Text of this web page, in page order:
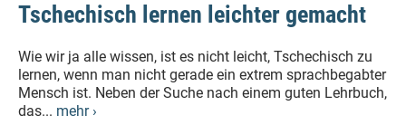
Tschechisch lernen leichter gemacht
Wie wir ja alle wissen, ist es nicht leicht, Tschechisch zu
lernen, wenn man nicht gerade ein extrem sprachbegabter
Mensch ist. Neben der Suche nach einem guten Lehrbuch,
das... mehr ›